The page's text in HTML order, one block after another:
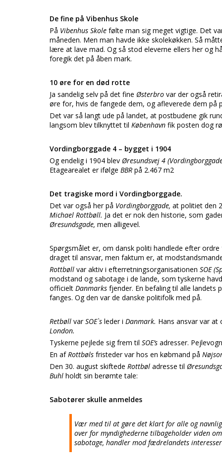
De fine på Vibenhus Skole
På Vibenhus Skole følte man sig meget vigtige. Det
måneden. Men man havde ikke skolekøkken. Så
lære at lave mad. Og så stod eleverne ellers her og
foregik det på åben mark.
10 øre for en død rotte
Ja sandelig selv på det fine Østerbro var der også
øre for, hvis de fangede dem, og afleverede dem
Det var så langt ude på landet, at postbudene gik
langsom blev tilknyttet til København fik posten dog
Vordingborggade 4 – bygget i 1904
Og endelig i 1904 blev Øresundsvej 4
Etagearealet er ifølge BBR på 2.467 m2
Det tragiske mord i Vordingborggade.
Det var også her på Vordingborggade, at politiet den
Michael Rottbøll. Ja det er nok den historie, som
Øresundsgade, men alligevel.
Spørgsmålet er, om dansk politi handlede efter
draget til ansvar, men faktum er, at
Rottbøll var aktiv i efterretningsorganisationen SOE
modstand og sabotage i de lande, som tyskerne
officielt Danmarks fjender. En befaling til alle landets
fanges. Og den var de danske politifolk med på.
Retbøll varSOE`s leder i Danmark. Hans ansvar var
London.
Tyskerne pejlede sig frem til SOE’s adresser.
En afRottbøls fristeder var hos en købmand på
Den 30. august skiftede Rottbøl adresse til
Buhl holdt sin berømte tale:
Sabotører skulle anmeldes
Vær med til at gøre det klart for alle og
over for myndighederne tilbageholder viden
sabotage, handler mod fædrelandets